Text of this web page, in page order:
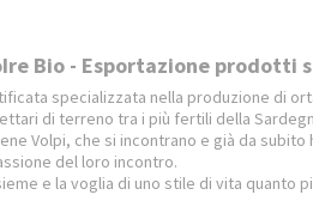
Bio - Esportazione prodotti
specializzata nella produzione di
di terreno tra i più fertili della
Volpi, che si incontrano e già da
del loro incontro.
e la voglia di uno stile di vita quanto